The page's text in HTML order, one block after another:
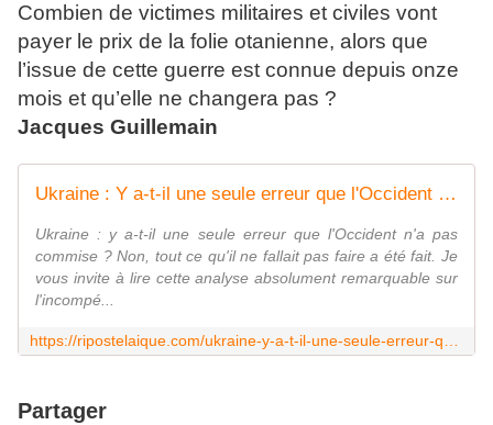
Combien de victimes militaires et civiles vont
payer le prix de la folie otanienne, alors que
l’issue de cette guerre est connue depuis onze
mois et qu’elle ne changera pas ?
Jacques Guillemain
Ukraine : Y a-t-il une seule erreur que l'Occident n'a pas commise ?
Ukraine : y a-t-il une seule erreur que l'Occident n'a pas
commise ? Non, tout ce qu'il ne fallait pas faire a été fait. Je
vous invite à lire cette analyse absolument remarquable sur
l'incompé...
Partager